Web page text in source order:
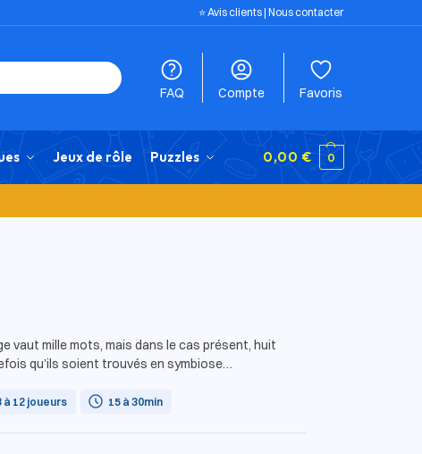
⭐️ Avis clients| Nous contacter
FAQ Compte Favoris
Jeux de rôle Puzzles 0,00 € 0
vaut mille mots, mais dans le cas présent, huit
qu’ils soient trouvés en symbiose…
à 12 joueurs 15 à 30min